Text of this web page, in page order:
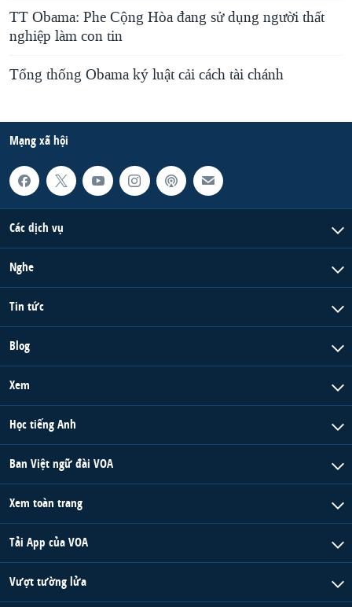
TT Obama: Phe Cộng Hòa đang sử dụng người thất
nghiệp làm con tin
Tổng thống Obama ký luật cải cách tài chánh
Mạng xã hội
Các dịch vụ
Nghe
Tin tức
Blog
Xem
Học tiếng Anh
Ban Việt ngữ đài VOA
Xem toàn trang
Tải App của VOA
Vượt tường lửa